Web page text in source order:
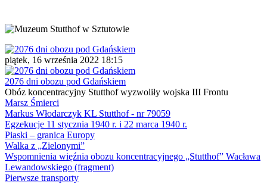
piątek, 16 września 2022 18:15
2076 dni obozu pod Gdańskiem
Obóz koncentracyjny Stutthof wyzwoliły wojska III Frontu
Marsz Śmierci
Markus Włodarczyk KL Stutthof - nr 79059
Egzekucje 11 stycznia 1940 r. i 22 marca 1940 r.
Piaski – granica Europy
Walka z „Zielonymi”
Wspomnienia więźnia obozu koncentracyjnego „Stutthof” Wacława
Lewandowskiego (fragment)
Pierwsze transporty